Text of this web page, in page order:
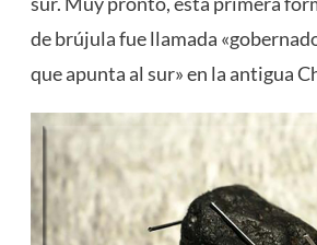
de brújula fue llamada
que apunta al sur» en la antigua